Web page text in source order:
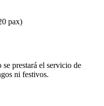
pax)
prestará el servicio de
ni festivos.